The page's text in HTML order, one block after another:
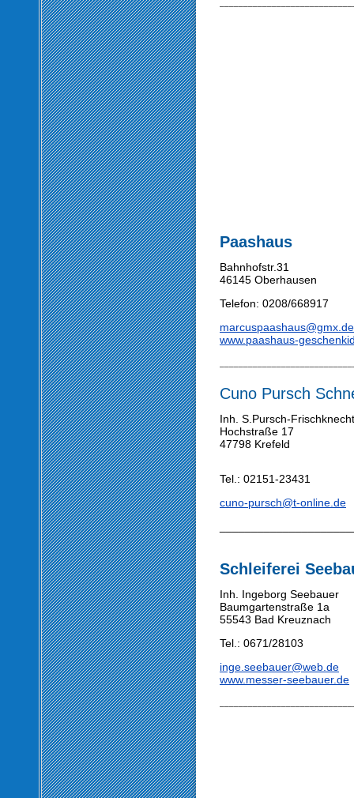
Paashaus
Bahnhofstr.31
46145 Oberhausen
Telefon: 0208/668917
marcuspaashaus@gmx.de
www.paashaus-
Cuno Pursch
Inh. S.Pursch-Frischknecht
Hochstraße 17
47798 Krefeld
Tel.: 02151-23431
cuno-pursch@t-online.de
Schleiferei
Inh. Ingeborg Seebauer
Baumgartenstraße 1a
55543 Bad Kreuznach
Tel.: 0671/28103
inge.seebauer@web.de
www.messer-seebauer.de